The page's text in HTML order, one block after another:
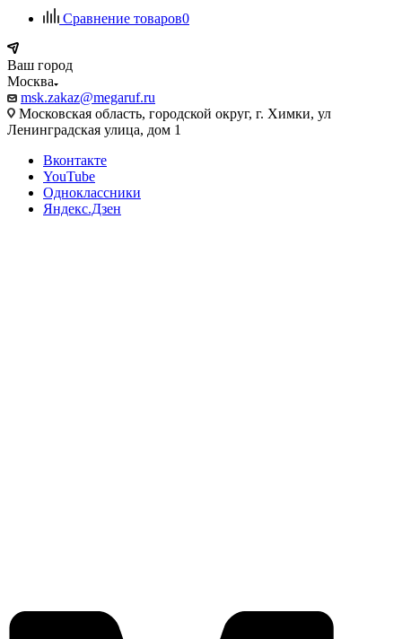
Сравнение товаров0
Ваш город
Москва
msk.zakaz@megaruf.ru
Московская область, городской округ, г. Химки, ул
Ленинградская улица, дом 1
Вконтакте
YouTube
Одноклассники
Яндекс.Дзен